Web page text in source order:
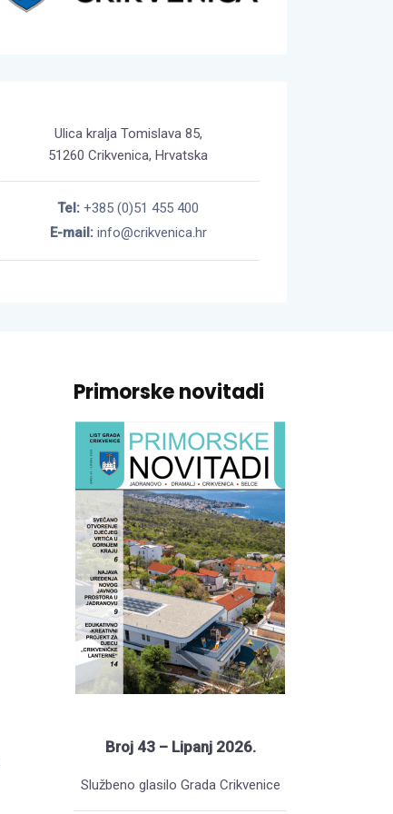
Ulica kralja Tomislava 85,
51260 Crikvenica, Hrvatska
Tel: +385 (0)51 455 400
E-mail:info@crikvenica.hr
Primorske novitadi
Broj 43 – Lipanj 2026.
Službeno glasilo Grada Crikvenice